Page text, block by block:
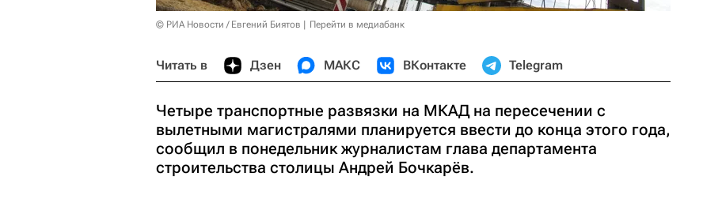
© РИА Новости / Евгений Биятов Перейти в медиабанк
Читать в Дзен МАКС ВКонтакте Telegram
Четыре транспортные развязки на МКАД на пересечении с
вылетными магистралями планируется ввести до конца этого года,
сообщил в понедельник журналистам глава департамента
строительства столицы Андрей Бочкарёв.